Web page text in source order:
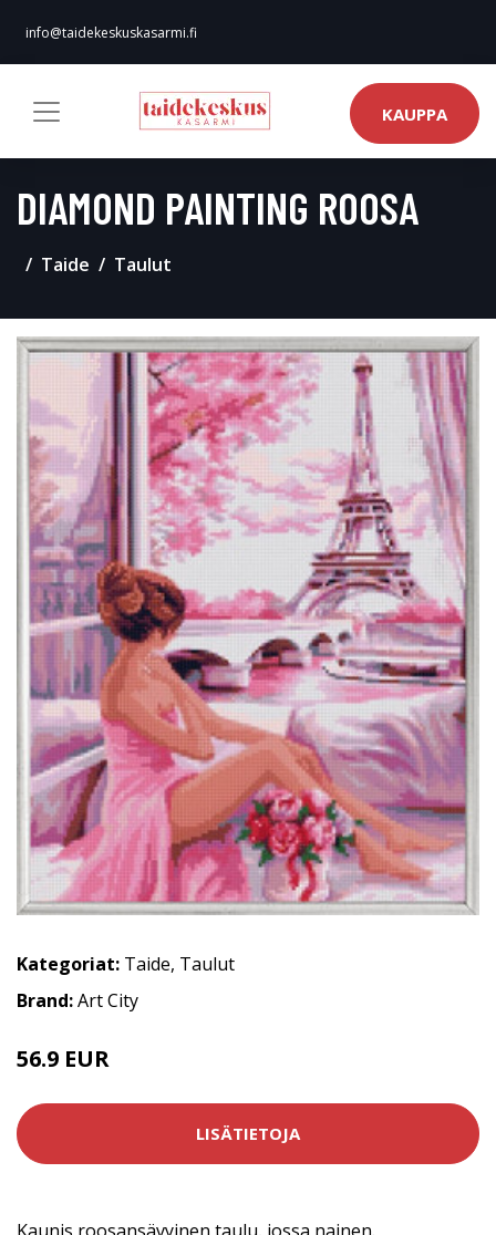
info@taidekeskuskasarmi.fi
KAUPPA
DIAMOND PAINTING ROOSA
Taide Taulut
Kategoriat: Taide, Taulut
Brand:Art City
56.9 EUR
LISÄTIETOJA
Kaunis roosansävyinen taulu, jossa nainen.